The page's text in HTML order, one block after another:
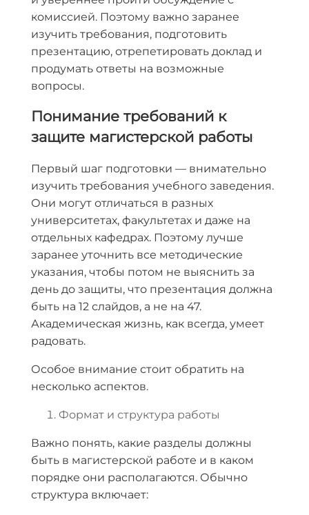
комиссией. Поэтому важно заранее
изучить требования, подготовить
презентацию, отрепетировать доклад и
продумать ответы на возможные
вопросы.
Понимание требований к
защите магистерской работы
Первый шаг подготовки — внимательно
изучить требования учебного заведения.
Они могут отличаться в разных
университетах, факультетах и даже на
отдельных кафедрах. Поэтому лучше
заранее уточнить все методические
указания, чтобы потом не выяснить за
день до защиты, что презентация должна
быть на 12 слайдов, а не на 47.
Академическая жизнь, как всегда, умеет
радовать.
Особое внимание стоит обратить на
несколько аспектов.
Формат и структура работы
Важно понять, какие разделы должны
быть в магистерской работе и в каком
порядке они располагаются. Обычно
структура включает: